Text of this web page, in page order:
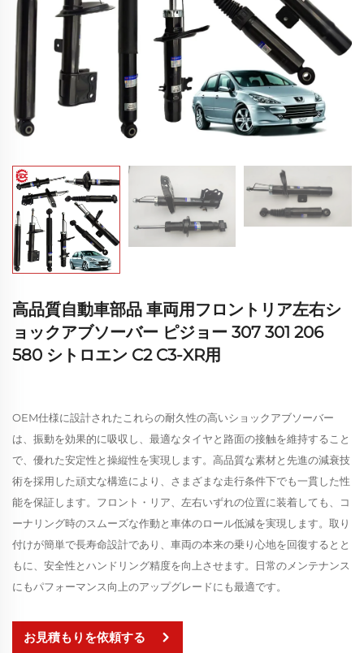
高品質自動車部品 車両用フロントリア左右シ
ョックアブソーバー ピジョー 307 301 206
580 シトロエン C2 C3-XR用
OEM仕様に設計されたこれらの耐久性の高いショックアブソーバー
は、振動を効果的に吸収し、最適なタイヤと路面の接触を維持すること
で、優れた安定性と操縦性を実現します。高品質な素材と先進の減衰技
術を採用した頑丈な構造により、さまざまな走行条件下でも一貫した性
能を保証します。フロント・リア、左右いずれの位置に装着しても、コ
ーナリング時のスムーズな作動と車体のロール低減を実現します。取り
付けが簡単で長寿命設計であり、車両の本来の乗り心地を回復するとと
もに、安全性とハンドリング精度を向上させます。日常のメンテナンス
にもパフォーマンス向上のアップグレードにも最適です。
お見積もりを依頼する